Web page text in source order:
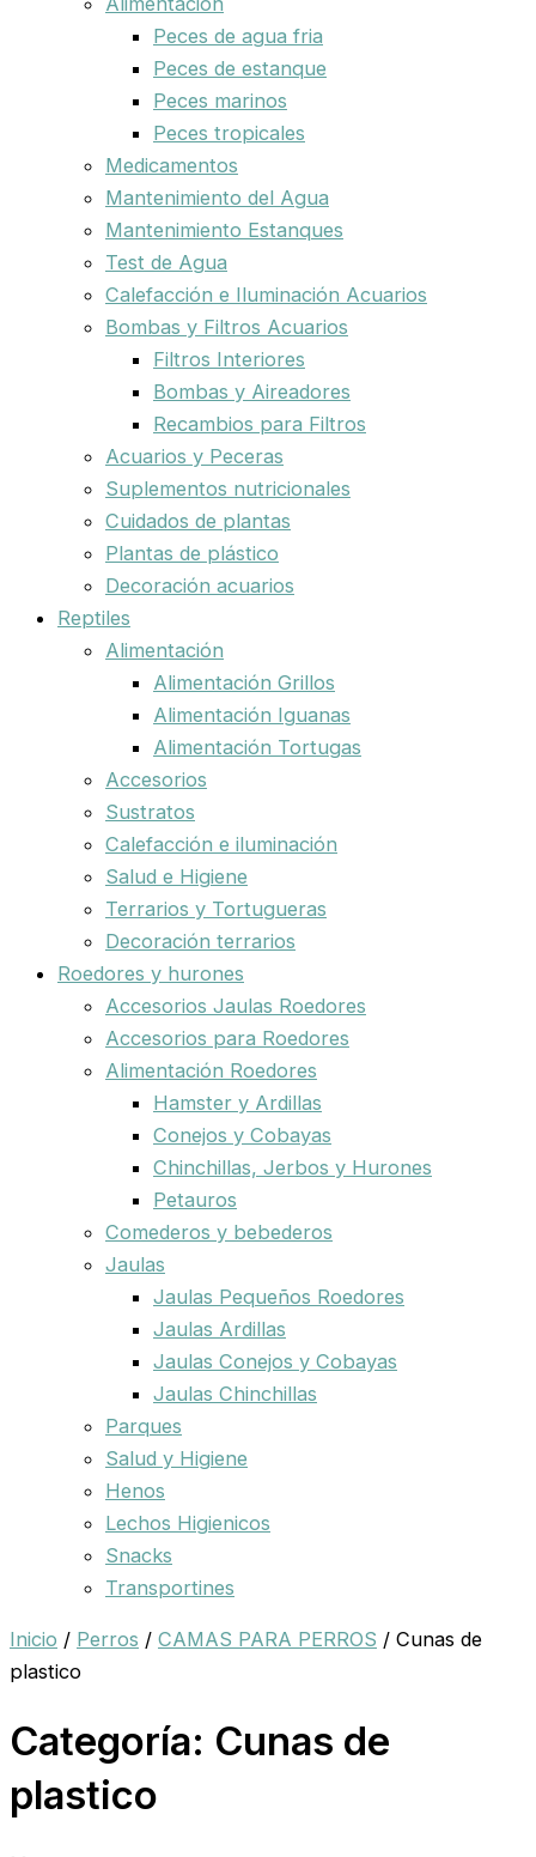
Peces de agua fria
Peces de estanque
Peces marinos
Peces tropicales
Medicamentos
Mantenimiento del Agua
Mantenimiento Estanques
Test de Agua
Calefacción e Iluminación Acuarios
Bombas y Filtros Acuarios
Filtros Interiores
Bombas y Aireadores
Recambios para Filtros
Acuarios y Peceras
Suplementos nutricionales
Cuidados de plantas
Plantas de plástico
Decoración acuarios
Reptiles
Alimentación
Alimentación Grillos
Alimentación Iguanas
Alimentación Tortugas
Accesorios
Sustratos
Calefacción e iluminación
Salud e Higiene
Terrarios y Tortugueras
Decoración terrarios
Roedores y hurones
Accesorios Jaulas Roedores
Accesorios para Roedores
Alimentación Roedores
Hamster y Ardillas
Conejos y Cobayas
Chinchillas, Jerbos y Hurones
Petauros
Comederos y bebederos
Jaulas
Jaulas Pequeños Roedores
Jaulas Ardillas
Jaulas Conejos y Cobayas
Jaulas Chinchillas
Parques
Salud y Higiene
Henos
Lechos Higienicos
Snacks
Transportines
Inicio / Perros / CAMAS PARA PERROS / Cunas de
plastico
Categoría: Cunas de
plastico